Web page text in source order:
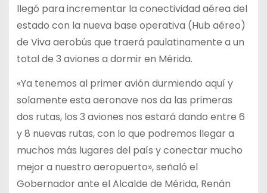
llegó para incrementar la conectividad aérea del
estado con la nueva base operativa (Hub aéreo)
de Viva aerobús que traerá paulatinamente a un
total de 3 aviones a dormir en Mérida.
«Ya tenemos al primer avión durmiendo aquí y
solamente esta aeronave nos da las primeras
dos rutas, los 3 aviones nos estará dando entre 6
y 8 nuevas rutas, con lo que podremos llegar a
muchos más lugares del país y conectar mucho
mejor a nuestro aeropuerto», señaló el
Gobernador ante el Alcalde de Mérida, Renán